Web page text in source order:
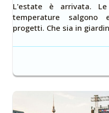
L'estate è arrivata.
temperature salgono
progetti. Che sia in